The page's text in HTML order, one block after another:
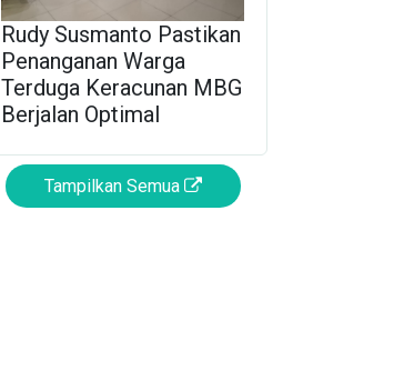
Rudy Susmanto Pastikan
Penanganan Warga
Terduga Keracunan MBG
Berjalan Optimal
Tampilkan Semua